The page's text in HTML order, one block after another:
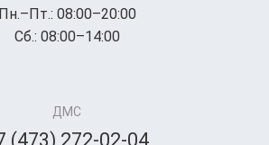
Пн.–Пт.: 08:00–20:00
Сб.: 08:00–14:00
ДМС
(473) 272-02-04